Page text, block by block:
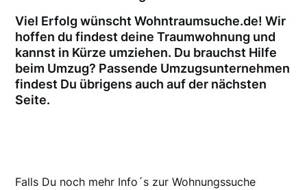
Viel Erfolg wünscht Wohntraumsuche.de! Wir
hoffen du findest deine Traumwohnung und
kannst in Kürze umziehen. Du brauchst Hilfe
beim Umzug? Passende Umzugsunternehmen
findest Du übrigens auch auf der nächsten
Seite.
Falls Du noch mehr Info´s zur Wohnungssuche